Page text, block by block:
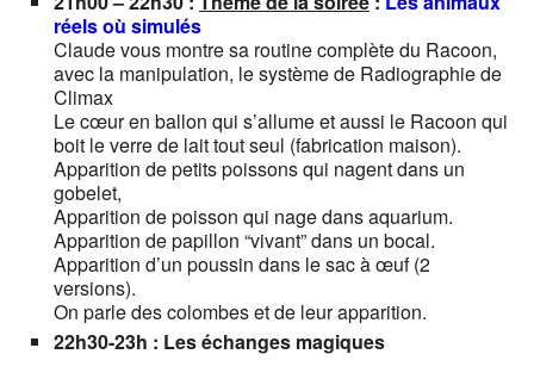
réels où simulés
Claude vous montre sa routine complète du Racoon,
avec la manipulation, le système de Radiographie de
Climax
Le cœur en ballon qui s’allume et aussi le Racoon qui
boit le verre de lait tout seul (fabrication maison).
Apparition de petits poissons qui nagent dans un
gobelet,
Apparition de poisson qui nage dans aquarium.
Apparition de papillon “vivant” dans un bocal.
Apparition d’un poussin dans le sac à œuf (2
versions).
On parle des colombes et de leur apparition.
22h30-23h : Les échanges magiques